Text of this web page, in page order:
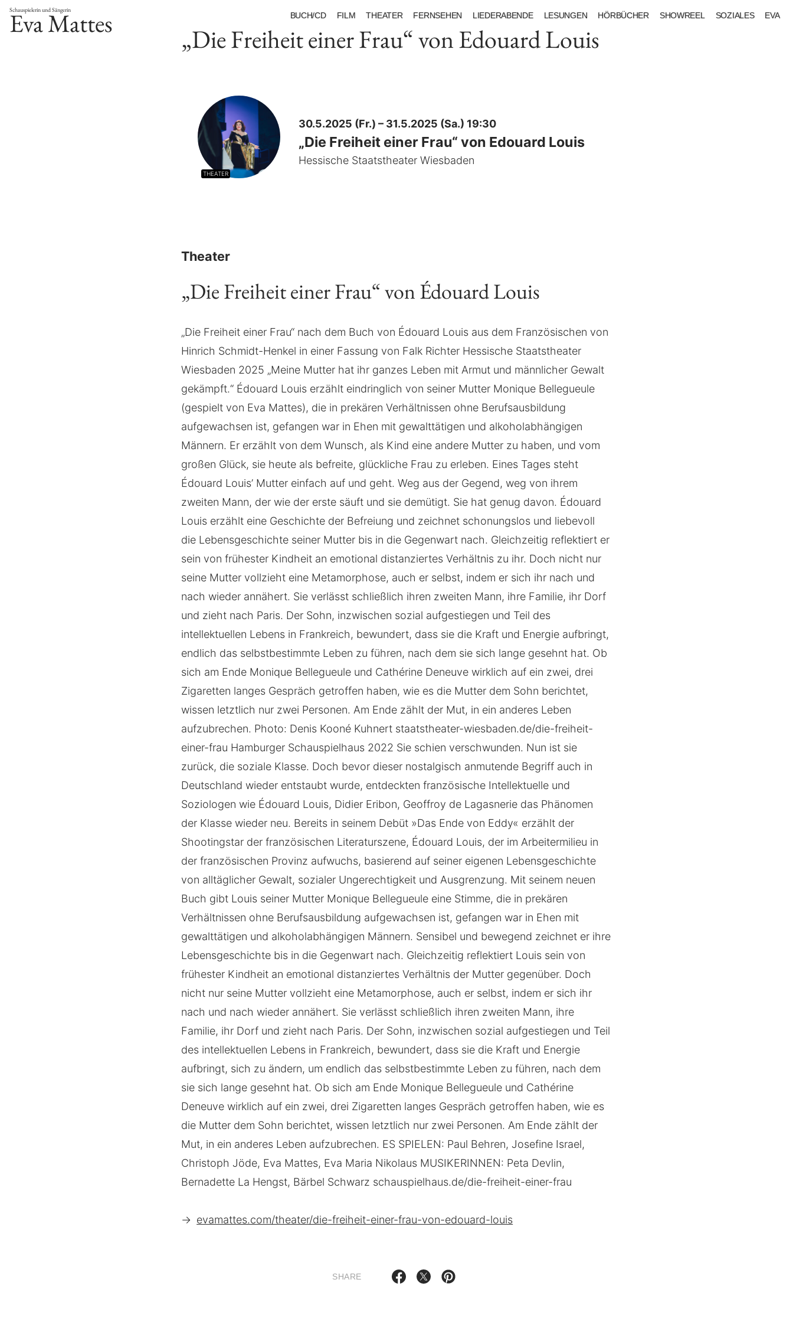
Schauspielerin und Sängerin
Eva Mattes BUCH/CD FILM THEATER FERNSEHEN LIEDERABENDE LESUNGEN HÖRBÜCHER SHOWREEL SOZIALES EVA
„Die Freiheit einer Frau“ von Edouard Louis
THEATER
30.5.2025 (Fr.) – 31.5.2025 (Sa.) 19:30
„Die Freiheit einer Frau“ von Edouard Louis
Hessische Staatstheater Wiesbaden
Theater
„Die Freiheit einer Frau“ von Édouard Louis
„Die Freiheit einer Frau“ nach dem Buch von Édouard Louis aus dem Französischen von
Hinrich Schmidt-Henkel in einer Fassung von Falk Richter Hessische Staatstheater
Wiesbaden 2025 „Meine Mutter hat ihr ganzes Leben mit Armut und männlicher Gewalt
gekämpft.“ Édouard Louis erzählt eindringlich von seiner Mutter Monique Bellegueule
(gespielt von Eva Mattes), die in prekären Verhältnissen ohne Berufsausbildung
aufgewachsen ist, gefangen war in Ehen mit gewalttätigen und alkoholabhängigen
Männern. Er erzählt von dem Wunsch, als Kind eine andere Mutter zu haben, und vom
großen Glück, sie heute als befreite, glückliche Frau zu erleben. Eines Tages steht
Édouard Louis’ Mutter einfach auf und geht. Weg aus der Gegend, weg von ihrem
zweiten Mann, der wie der erste säuft und sie demütigt. Sie hat genug davon. Édouard
Louis erzählt eine Geschichte der Befreiung und zeichnet schonungslos und liebevoll
die Lebensgeschichte seiner Mutter bis in die Gegenwart nach. Gleichzeitig reflektiert er
sein von frühester Kindheit an emotional distanziertes Verhältnis zu ihr. Doch nicht nur
seine Mutter vollzieht eine Metamorphose, auch er selbst, indem er sich ihr nach und
nach wieder annähert. Sie verlässt schließlich ihren zweiten Mann, ihre Familie, ihr Dorf
und zieht nach Paris. Der Sohn, inzwischen sozial aufgestiegen und Teil des
intellektuellen Lebens in Frankreich, bewundert, dass sie die Kraft und Energie aufbringt,
endlich das selbstbestimmte Leben zu führen, nach dem sie sich lange gesehnt hat. Ob
sich am Ende Monique Bellegueule und Cathérine Deneuve wirklich auf ein zwei, drei
Zigaretten langes Gespräch getroffen haben, wie es die Mutter dem Sohn berichtet,
wissen letztlich nur zwei Personen. Am Ende zählt der Mut, in ein anderes Leben
aufzubrechen. Photo: Denis Kooné Kuhnert staatstheater-wiesbaden.de/die-freiheit-
einer-frau Hamburger Schauspielhaus 2022 Sie schien verschwunden. Nun ist sie
zurück, die soziale Klasse. Doch bevor dieser nostalgisch anmutende Begriff auch in
Deutschland wieder entstaubt wurde, entdeckten französische Intellektuelle und
Soziologen wie Édouard Louis, Didier Eribon, Geoffroy de Lagasnerie das Phänomen
der Klasse wieder neu. Bereits in seinem Debüt »Das Ende von Eddy« erzählt der
Shootingstar der französischen Literaturszene, Édouard Louis, der im Arbeitermilieu in
der französischen Provinz aufwuchs, basierend auf seiner eigenen Lebensgeschichte
von alltäglicher Gewalt, sozialer Ungerechtigkeit und Ausgrenzung. Mit seinem neuen
Buch gibt Louis seiner Mutter Monique Bellegueule eine Stimme, die in prekären
Verhältnissen ohne Berufsausbildung aufgewachsen ist, gefangen war in Ehen mit
gewalttätigen und alkoholabhängigen Männern. Sensibel und bewegend zeichnet er ihre
Lebensgeschichte bis in die Gegenwart nach. Gleichzeitig reflektiert Louis sein von
frühester Kindheit an emotional distanziertes Verhältnis der Mutter gegenüber. Doch
nicht nur seine Mutter vollzieht eine Metamorphose, auch er selbst, indem er sich ihr
nach und nach wieder annähert. Sie verlässt schließlich ihren zweiten Mann, ihre
Familie, ihr Dorf und zieht nach Paris. Der Sohn, inzwischen sozial aufgestiegen und Teil
des intellektuellen Lebens in Frankreich, bewundert, dass sie die Kraft und Energie
aufbringt, sich zu ändern, um endlich das selbstbestimmte Leben zu führen, nach dem
sie sich lange gesehnt hat. Ob sich am Ende Monique Bellegueule und Cathérine
Deneuve wirklich auf ein zwei, drei Zigaretten langes Gespräch getroffen haben, wie es
die Mutter dem Sohn berichtet, wissen letztlich nur zwei Personen. Am Ende zählt der
Mut, in ein anderes Leben aufzubrechen. ES SPIELEN: Paul Behren, Josefine Israel,
Christoph Jöde, Eva Mattes, Eva Maria Nikolaus MUSIKERINNEN: Peta Devlin,
Bernadette La Hengst, Bärbel Schwarz schauspielhaus.de/die-freiheit-einer-frau
→ evamattes.com/theater/die-freiheit-einer-frau-von-edouard-louis
SHARE